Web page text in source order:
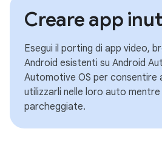
Creare app
Esegui il porting di app video,
Android esistenti su Android
Automotive OS per consentire
utilizzarli nelle loro auto
parcheggiate.